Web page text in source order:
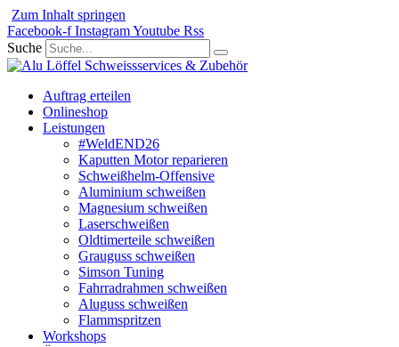
Zum Inhalt springen
Facebook-f InstagramYoutube Rss
Suche
Auftrag erteilen
Onlineshop
Leistungen
#WeldEND26
Kaputten Motor reparieren
Schweißhelm-Offensive
Aluminium schweißen
Magnesium schweißen
Laserschweißen
Oldtimerteile schweißen
Grauguss schweißen
Simson Tuning
Fahrradrahmen schweißen
Aluguss schweißen
Flammspritzen
Workshops